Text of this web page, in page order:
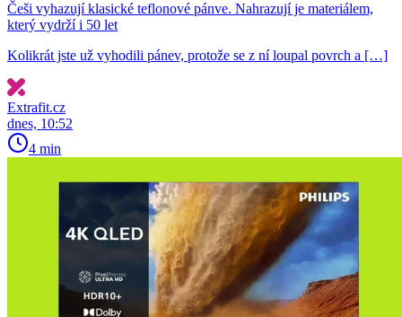
Češi vyhazují klasické teflonové pánve. Nahrazují je materiálem,
který vydrží i 50 let
Kolikrát jste už vyhodili pánev, protože se z ní loupal povrch a […]
Extrafit.cz
dnes, 10:52
4 min